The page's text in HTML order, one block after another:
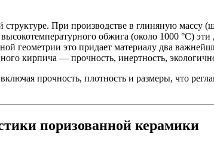
структуре. При производстве в глиняную
обжига (около 1000 °C) эти
геометрии это придает материалу два
кирпича — прочность, инертность,
прочность, плотность и размеры, что
поризованной керамики